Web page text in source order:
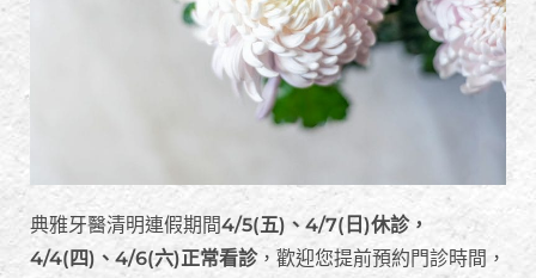
典雅牙醫清明連假期間4/5(五)、4/7(日)休診，
4/4(四)、4/6(六)正常看診，歡迎您提前預約門診時間，